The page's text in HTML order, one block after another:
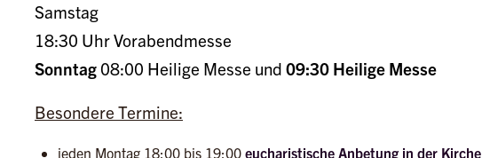
Samstag
18:30 Uhr Vorabendmesse
Sonntag08:00 Heilige Messe und 09:30 Heilige Messe
Besondere Termine:
jeden Montag 18:00 bis 19:00eucharistische Anbetung in der Kirche